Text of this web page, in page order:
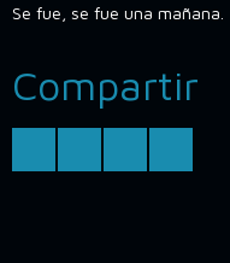
Se fue, se fue una mañana.
Compartir